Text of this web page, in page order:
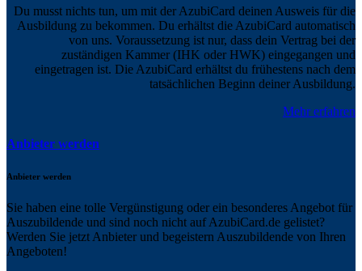
Du musst nichts tun, um mit der AzubiCard deinen Ausweis für die
Ausbildung zu bekommen. Du erhältst die AzubiCard automatisch
von uns. Voraussetzung ist nur, dass dein Vertrag bei der
zuständigen Kammer (IHK oder HWK) eingegangen und
eingetragen ist. Die AzubiCard erhältst du frühestens nach dem
tatsächlichen Beginn deiner Ausbildung.
Mehr erfahren
Anbieter werden
Anbieter werden
Sie haben eine tolle Vergünstigung oder ein besonderes Angebot für
Auszubildende und sind noch nicht auf AzubiCard.de gelistet?
Werden Sie jetzt Anbieter und begeistern Auszubildende von Ihren
Angeboten!